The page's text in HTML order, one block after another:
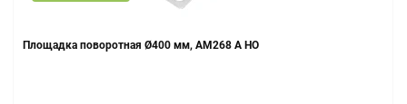
Площадка поворотная Ø400 мм, AM268 A НО